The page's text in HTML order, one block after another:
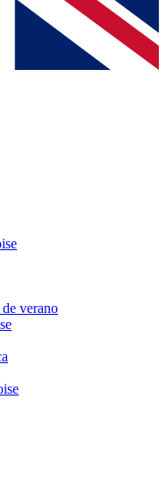
verano